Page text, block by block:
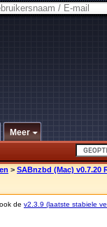
Meer
> SABnzbd (Mac) v0.7.20
de v2.3.9 (laatste stabiele